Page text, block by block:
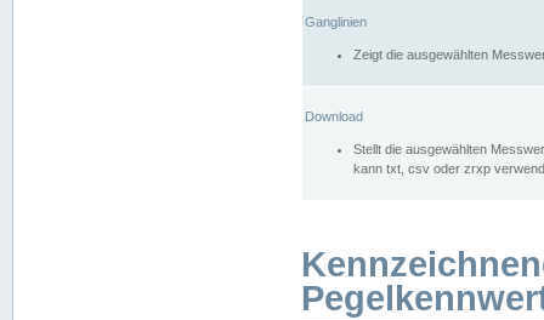
Ganglinien
Zeigt die ausgewählten
Download
Stellt die ausgewählten
kann txt, csv oder zrxp